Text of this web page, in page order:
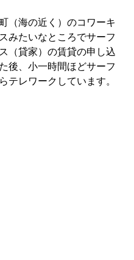
（海の近く）のコワーキ
みたいなところでサーフ
（貸家）の賃貸の申し込
後、小一時間ほどサーフ
テレワークしています。